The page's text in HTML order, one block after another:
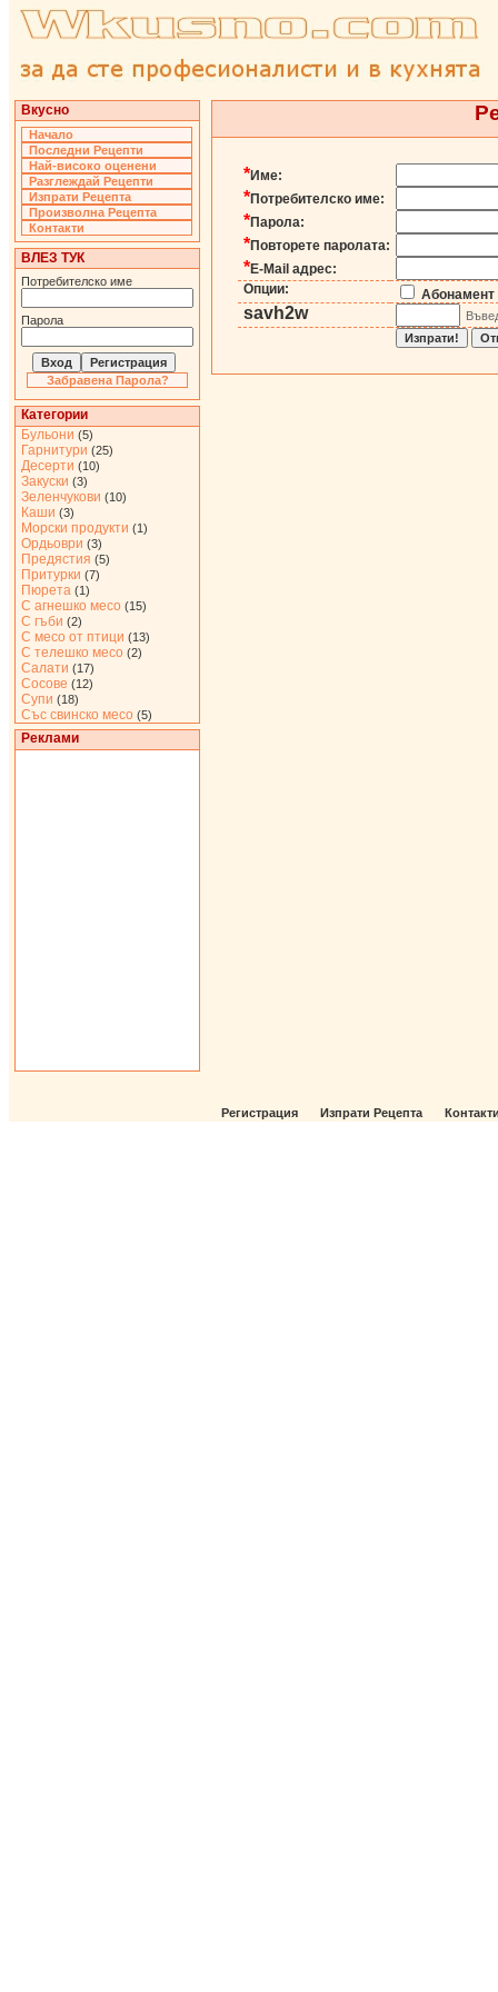
Вкусно
Начало
Последни Рецепти
Най-високо оценени
Разглеждай Рецепти
Изпрати Рецепта
Произволна Рецепта
Контакти
ВЛЕЗ ТУК
Потребителско име
Парола
Забравена Парола?
Категории
Бульони (5)
Гарнитури (25)
Десерти (10)
Закуски (3)
Зеленчукови (10)
Каши (3)
Морски продукти (1)
Ордьоври (3)
Предястия (5)
Притурки (7)
Пюрета (1)
С агнешко месо (15)
С гъби (2)
С месо от птици (13)
С телешко месо (2)
Салати (17)
Сосове (12)
Супи (18)
Със свинско месо (5)
Реклами
*Име:
*Потребителско име:
*Парола:
*Повторете паролата:
*E-Mail адрес:
Опции:
Абонамент
savh2w
Регистрация Изпрати Рецепта